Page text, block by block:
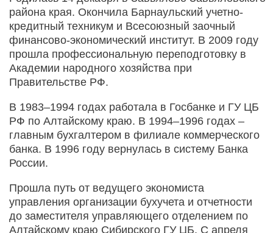
района края. Окончила Барнаульский учетно-
кредитный техникум и Всесоюзный заочный
финансово-экономический институт. В 2009 году
прошла профессиональную переподготовку в
Академии народного хозяйства при
Правительстве РФ.
В 1983–1994 годах работала в Госбанке и ГУ ЦБ
РФ по Алтайскому краю. В 1994–1996 годах –
главным бухгалтером в филиале коммерческого
банка. В 1996 году вернулась в систему Банка
России.
Прошла путь от ведущего экономиста
управления организации бухучета и отчетности
до заместителя управляющего отделением по
Алтайскому краю Сибирского ГУ ЦБ. С апреля